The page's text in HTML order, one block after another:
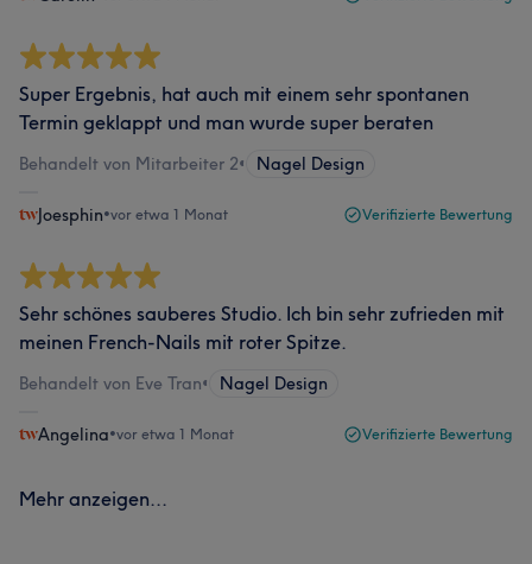
Super Ergebnis, hat auch mit einem sehr spontanen
Termin geklappt und man wurde super beraten
Behandelt von Mitarbeiter 2• Nagel Design
Joesphin•vor etwa 1 Monat Verifizierte Bewertung
Sehr schönes sauberes Studio. Ich bin sehr zufrieden mit
meinen French-Nails mit roter Spitze.
Behandelt von Eve Tran• Nagel Design
Angelina•vor etwa 1 Monat Verifizierte Bewertung
Mehr anzeigen...